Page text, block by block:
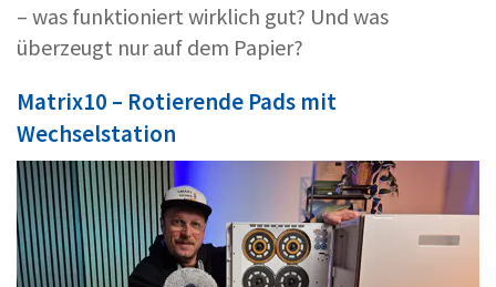
– was funktioniert wirklich gut? Und was
überzeugt nur auf dem Papier?
Matrix10 – Rotierende Pads mit
Wechselstation